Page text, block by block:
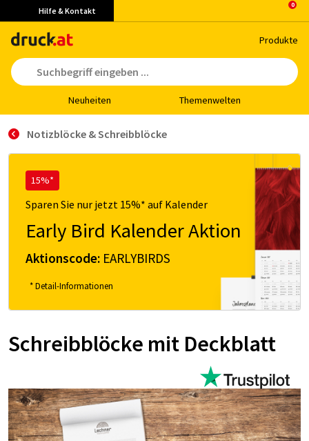
Hilfe & Kontakt
Pro­duk­te
Neu­hei­ten The­men­wel­ten
Notizblöcke & Schreibblöcke
15%*
Sparen Sie nur jetzt 15%* auf Kalender
Early Bird Kalender Aktion
Aktionscode: EARLYBIRDS
* Detail-Informationen
Schreibblöcke mit Deckblatt